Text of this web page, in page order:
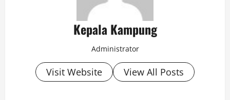
Kepala Kampung
Administrator
Visit Website View All Posts